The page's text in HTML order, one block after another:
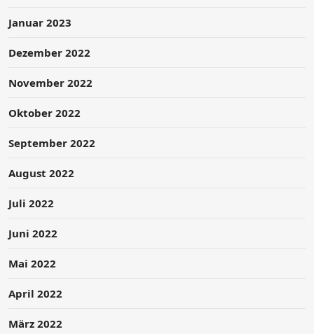
Januar 2023
Dezember 2022
November 2022
Oktober 2022
September 2022
August 2022
Juli 2022
Juni 2022
Mai 2022
April 2022
März 2022